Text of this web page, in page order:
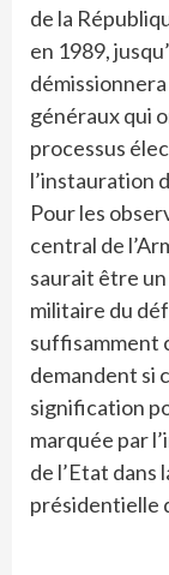
de la
en 1989,
généraux qui
processus
l’instauration
Pour les
central de
saurait être
militaire du
suffisamment
demandent si
signification
marquée par
de l’Etat dans
présidentielle